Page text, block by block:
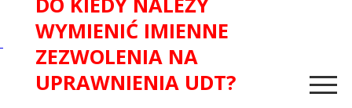
WYMIENIĆ IMIENNE
ZEZWOLENIA NA
UPRAWNIENIA UDT?